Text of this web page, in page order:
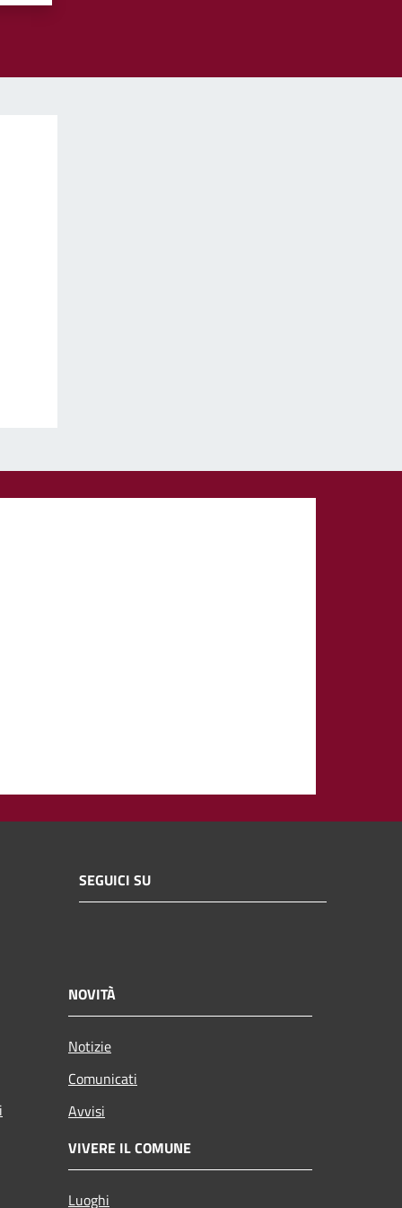
SEGUICI SU
NOVITÀ
Notizie
Comunicati
Avvisi
VIVERE IL COMUNE
Luoghi